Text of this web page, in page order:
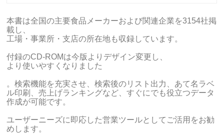
本書は全国の主要食品メーカーおよび関連企業を3154社掲
載し、
工場・事業所・支店の所在地も収録しています。
付録のCD-ROMは今版よりデザイン変更し、
より使いやすくなりました
。検索機能を充実させ、検索後のリスト出力、あて名ラベ
ル印刷、売上げランキングなど、すぐにでも役立つデータ
作成が可能です。
ユーザーニーズに即応した営業ツールとしてご活用をお勧
めします。